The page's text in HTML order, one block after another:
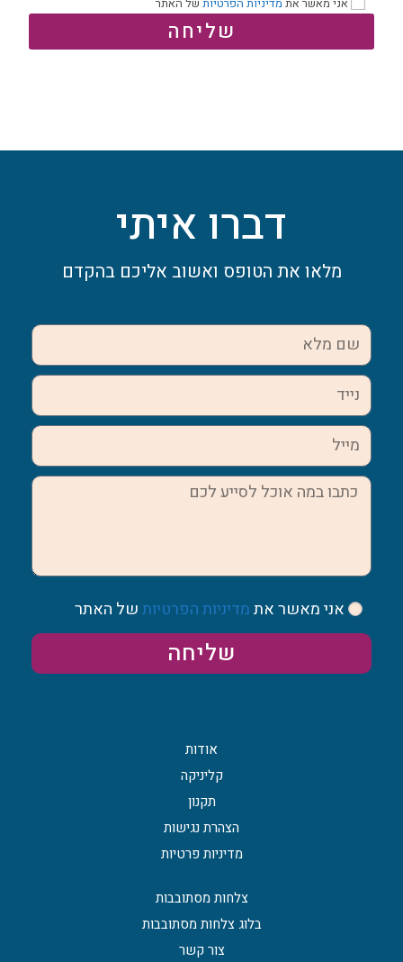
שליחה
דברו איתי
מלאו את הטופס ואשוב אליכם בהקדם
אני מאשר אתמדיניות הפרטיותשל האתר
שליחה
אודות
קליניקה
תקנון
הצהרת נגישות
מדיניות פרטיות
צלחות מסתובבות
בלוג צלחות מסתובבות
צור קשר